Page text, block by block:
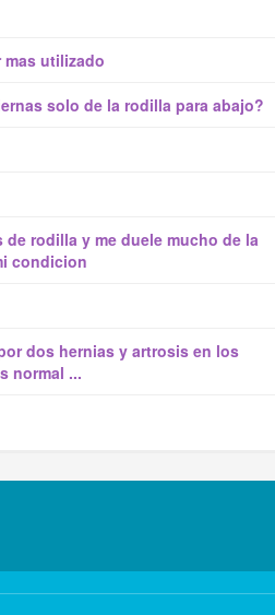
utilizado
solo de la rodilla para abajo?
rodilla y me duele mucho de la
condicion
dos hernias y artrosis en los
normal ...